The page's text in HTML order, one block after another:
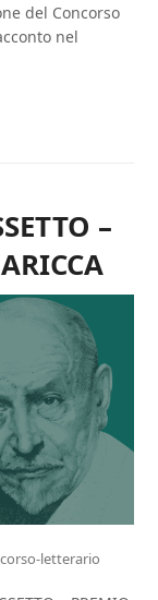
del Concorso
nel
–
letterario